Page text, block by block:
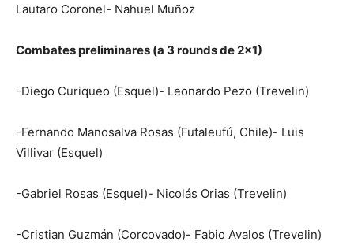
Lautaro Coronel- Nahuel Muñoz
Combates preliminares (a 3 rounds de 2×1)
-Diego Curiqueo (Esquel)- Leonardo Pezo (Trevelin)
-Fernando Manosalva Rosas (Futaleufú, Chile)- Luis
Villivar (Esquel)
-Gabriel Rosas (Esquel)- Nicolás Orias (Trevelin)
-Cristian Guzmán (Corcovado)- Fabio Avalos (Trevelin)